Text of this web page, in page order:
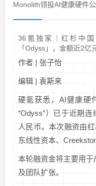
Monolith领投AI健康硬件
36氪独家｜红杉中
「Odyss」，金额近2亿
作者 | 张子怡
编辑 | 袁斯来
硬氪获悉，AI健康硬
“Odyss”）已于近期
人民币。本次融资由
东线性资本、
本轮融资金将主要用
及团队扩张。